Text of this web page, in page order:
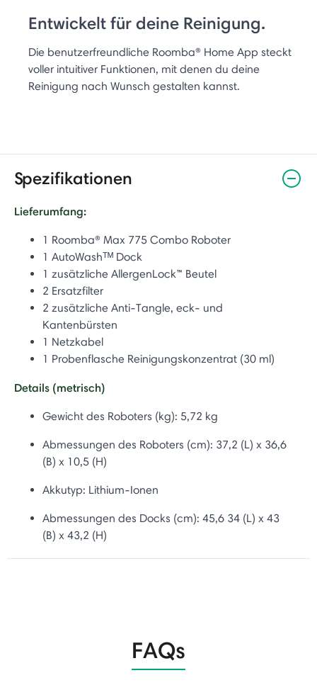
Entwickelt für deine Reinigung.
Die benutzerfreundliche Roomba® Home App steckt
voller intuitiver Funktionen, mit denen du deine
Reinigung nach Wunsch gestalten kannst.
Spezifikationen
Lieferumfang:
1 Roomba® Max 775 Combo Roboter
1 AutoWashᵀᴹ Dock
1 zusätzliche AllergenLock™ Beutel
2 Ersatzfilter
2 zusätzliche Anti-Tangle, eck- und
Kantenbürsten
1 Netzkabel
1 Probenflasche Reinigungskonzentrat (30 ml)
Details (metrisch)
Gewicht des Roboters (kg): 5,72 kg
Abmessungen des Roboters (cm): 37,2 (L) x 36,6
(B) x 10,5 (H)
Akkutyp: Lithium-Ionen
Abmessungen des Docks (cm): 45,6 34 (L) x 43
(B) x 43,2 (H)
FAQs